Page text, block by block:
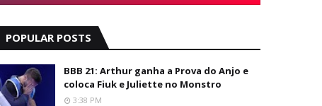
POPULAR POSTS
BBB 21: Arthur ganha a Prova do Anjo e
coloca Fiuk e Juliette no Monstro
3:38 PM